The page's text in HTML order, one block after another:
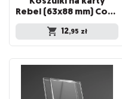
Rebel (63x88 mm) Corvus Inner Sleeve Light, 100 sztuk
12,95 zł